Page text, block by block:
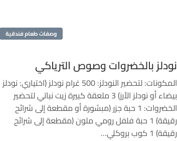
وصفات طعام فندقية
نودلز بالخضروات وصوص الترياكي
المكونات: لتحضير النودلز: 500 غرام نودلز (اختياري: نودلز
بيضاء أو نودلز الأرز) 3 ملعقة كبيرة زيت نباتي لتحضير
الخضروات: 1 حبة جزر (مبشورة أو مقطعة إلى شرائح
رقيقة) 1 حبة فلفل رومي ملون (مقطعة إلى شرائح
رقيقة) 1 كوب بروكلي…